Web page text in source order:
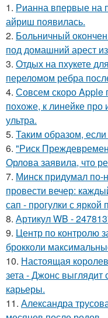
1. Рианна впервые на
айриш появилась.
2. Больничный
под домашний арест
3. Отдых на пхукете
переломом ребра
4. Совсем скоро Apple
похоже, к линейке
ультра.
5. Таким образом,
6. "Риск
Орлова заявила, что
7. Минск придумал
провести вечер:
сап - прогулки с яркой
8. Артикул WB -
9. Центр по контролю
брокколи
10. Настоящая
зета - Джонс выглядит
карьеры.
11. Александра